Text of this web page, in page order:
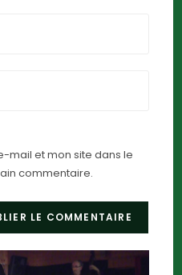
mail et mon site dans le
commentaire.